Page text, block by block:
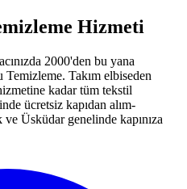
Hizmeti
2000'den bu yana
Takım elbiseden
kadar tüm tekstil
ücretsiz kapıdan alım-
Üsküdar genelinde kapınıza